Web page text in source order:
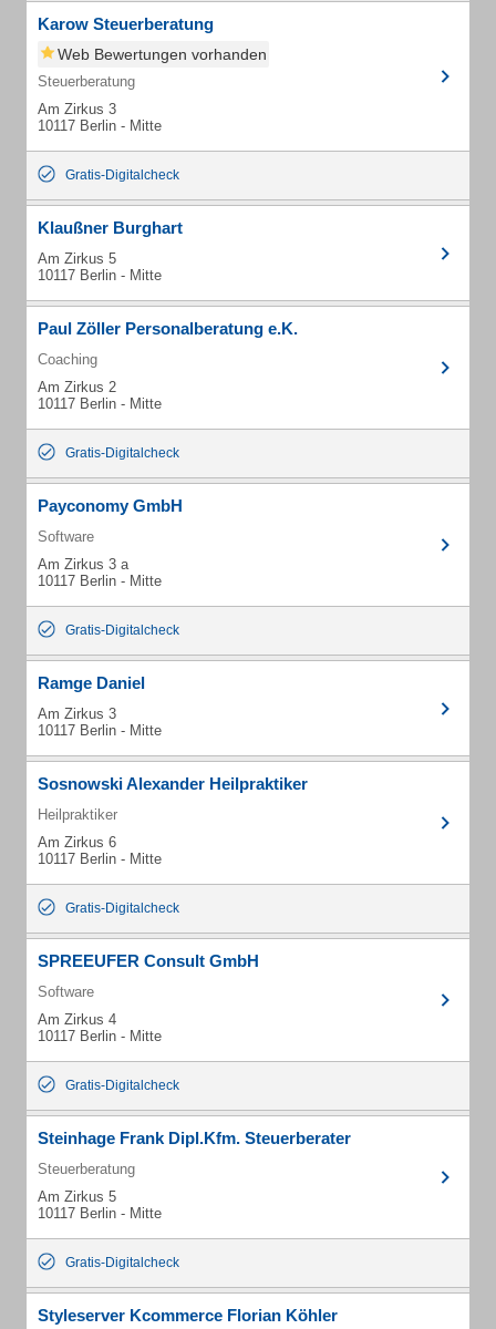
Karow Steuerberatung
Web Bewertungen vorhanden
Steuerberatung
Am Zirkus 3
10117 Berlin - Mitte
Gratis-Digitalcheck
Klaußner Burghart
Am Zirkus 5
10117 Berlin - Mitte
Paul Zöller Personalberatung e.K.
Coaching
Am Zirkus 2
10117 Berlin - Mitte
Gratis-Digitalcheck
Payconomy GmbH
Software
Am Zirkus 3 a
10117 Berlin - Mitte
Gratis-Digitalcheck
Ramge Daniel
Am Zirkus 3
10117 Berlin - Mitte
Sosnowski Alexander Heilpraktiker
Heilpraktiker
Am Zirkus 6
10117 Berlin - Mitte
Gratis-Digitalcheck
SPREEUFER Consult GmbH
Software
Am Zirkus 4
10117 Berlin - Mitte
Gratis-Digitalcheck
Steinhage Frank Dipl.Kfm. Steuerberater
Steuerberatung
Am Zirkus 5
10117 Berlin - Mitte
Gratis-Digitalcheck
Styleserver Kcommerce Florian Köhler